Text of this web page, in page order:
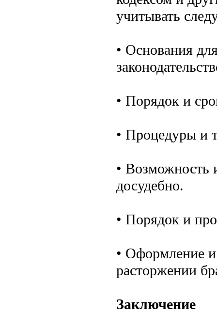
учитывать
• Основания
• Порядок и
• Процедуры и
• Возможность
досудебно.
• Порядок и
• Оформление
расторжении
Заключение